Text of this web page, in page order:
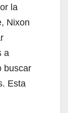
la
Nixon
a
buscar
Esta